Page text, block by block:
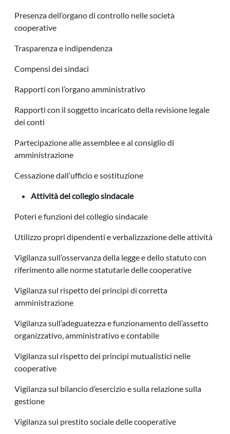
Presenza dell’organo di controllo nelle società
cooperative
Trasparenza e indipendenza
Compensi dei sindaci
Rapporti con l’organo amministrativo
Rapporti con il soggetto incaricato della revisione legale
dei conti
Partecipazione alle assemblee e al consiglio di
amministrazione
Cessazione dall’ufficio e sostituzione
Attività del collegio sindacale
Poteri e funzioni del collegio sindacale
Utilizzo propri dipendenti e verbalizzazione delle attività
Vigilanza sull’osservanza della legge e dello statuto con
riferimento alle norme statutarie delle cooperative
Vigilanza sul rispetto dei principi di corretta
amministrazione
Vigilanza sull’adeguatezza e funzionamento dell’assetto
organizzativo, amministrativo e contabile
Vigilanza sul rispetto dei principi mutualistici nelle
cooperative
Vigilanza sul bilancio d’esercizio e sulla relazione sulla
gestione
Vigilanza sul prestito sociale delle cooperative